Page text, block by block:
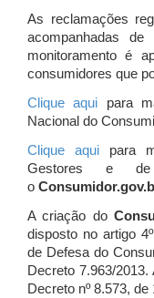
As reclamações
acompanhadas
monitoramento é
consumidores que
Clique aqui para
Nacional do
Clique aquipara
Gestores e de
o
A criação do
disposto no artigo
de Defesa do
Decreto 7.963/
Decreto nº 8.573,